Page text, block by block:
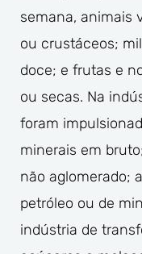
semana, animais
ou crustáceos;
doce; e frutas e
ou secas. Na
foram
minerais em
não aglomerado;
petróleo ou de
indústria de